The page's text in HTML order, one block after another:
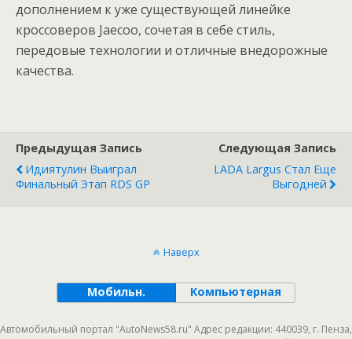
дополнением к уже существующей линейке
кроссоверов Jaecoo, сочетая в себе стиль,
передовые технологии и отличные внедорожные
качества.
Предыдущая Запись
Идиятулин Выиграл
Финальный Этап RDS GP
Следующая Запись
LADA Largus Стал Еще
Выгодней
Наверх
Мобильн. Компьютерная
Автомобильный портал "AutoNews58.ru" Адрес редакции: 440039, г. Пенза,